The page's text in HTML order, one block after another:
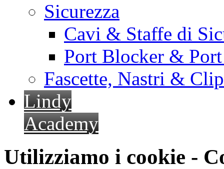
Sicurezza
Cavi & Staffe di
Port Blocker &
Fascette, Nastri &
Lindy
Academy
Utilizziamo i cookie -